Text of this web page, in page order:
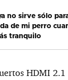
no sirve sólo
de mi perro
tranquilo
HDMI 2.1